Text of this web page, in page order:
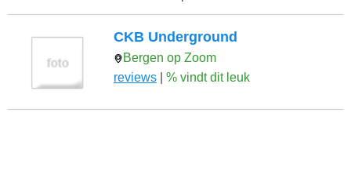
CKB Underground
Bergen op Zoom
reviews
% vindt dit leuk